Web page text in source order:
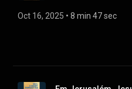
Oct 16, 2025 • 8 min 47 sec